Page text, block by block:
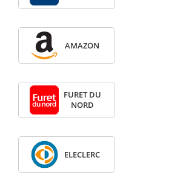
AMAZON
FURET DU
NORD
ELECLERC